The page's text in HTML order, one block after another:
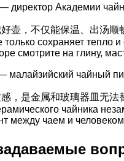
директор Академии
好壶，不仅能保温、出汤
сохраняет тепло
смотрите на глину,
малайзийский чайный
感，是金属和玻璃器皿无
чайника
между чаем и